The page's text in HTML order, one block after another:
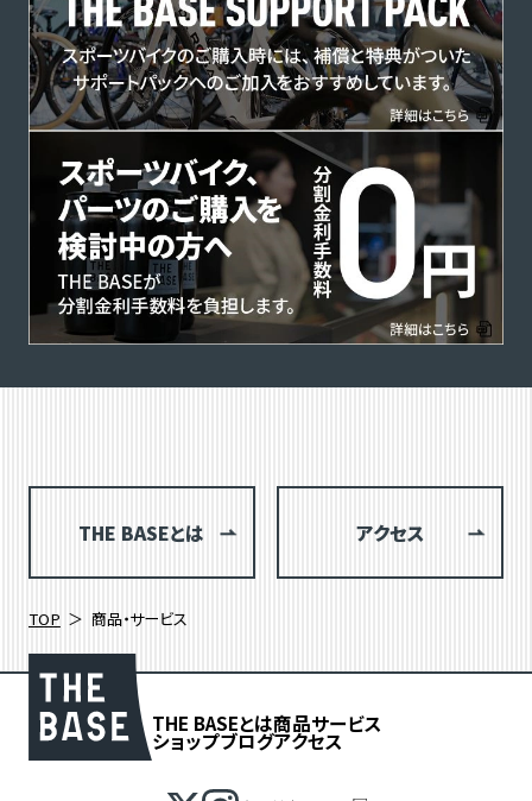
THE BASEとは アクセス
TOP 商品・サービス
THE BASEとは商品サービス
ショップブログアクセス